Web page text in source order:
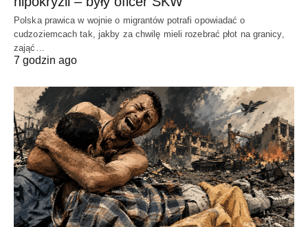
Polska prawica w wojnie o migrantów potrafi opowiadać o
cudzoziemcach tak, jakby za chwilę mieli rozebrać płot na granicy,
zająć…
7 godzin ago